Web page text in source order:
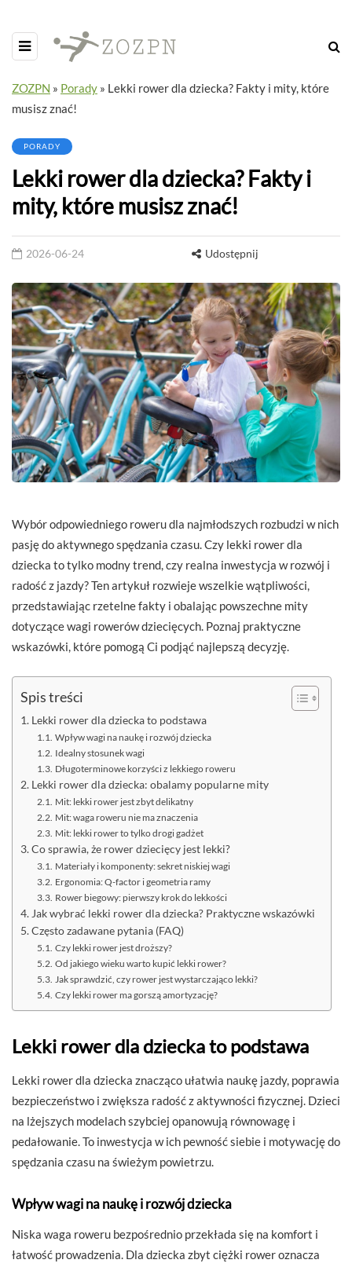
ZOZPN » Porady » Lekki rower dla dziecka? Fakty i mity, które
musisz znać!
PORADY
Lekki rower dla dziecka? Fakty i
mity, które musisz znać!
2026-06-24 Udostępnij
Wybór odpowiedniego roweru dla najmłodszych rozbudzi w nich
pasję do aktywnego spędzania czasu. Czy lekki rower dla
dziecka to tylko modny trend, czy realna inwestycja w rozwój i
radość z jazdy? Ten artykuł rozwieje wszelkie wątpliwości,
przedstawiając rzetelne fakty i obalając powszechne mity
dotyczące wagi rowerów dziecięcych. Poznaj praktyczne
wskazówki, które pomogą Ci podjąć najlepszą decyzję.
Spis treści
Lekki rower dla dziecka to podstawa
Wpływ wagi na naukę i rozwój dziecka
Idealny stosunek wagi
Długoterminowe korzyści z lekkiego roweru
Lekki rower dla dziecka: obalamy popularne mity
Mit: lekki rower jest zbyt delikatny
Mit: waga roweru nie ma znaczenia
Mit: lekki rower to tylko drogi gadżet
Co sprawia, że rower dziecięcy jest lekki?
Materiały i komponenty: sekret niskiej wagi
Ergonomia: Q-factor i geometria ramy
Rower biegowy: pierwszy krok do lekkości
Jak wybrać lekki rower dla dziecka? Praktyczne wskazówki
Często zadawane pytania (FAQ)
Czy lekki rower jest droższy?
Od jakiego wieku warto kupić lekki rower?
Jak sprawdzić, czy rower jest wystarczająco lekki?
Czy lekki rower ma gorszą amortyzację?
Lekki rower dla dziecka to podstawa
Lekki rower dla dziecka znacząco ułatwia naukę jazdy, poprawia
bezpieczeństwo i zwiększa radość z aktywności fizycznej. Dzieci
na lżejszych modelach szybciej opanowują równowagę i
pedałowanie. To inwestycja w ich pewność siebie i motywację do
spędzania czasu na świeżym powietrzu.
Wpływ wagi na naukę i rozwój dziecka
Niska waga roweru bezpośrednio przekłada się na komfort i
łatwość prowadzenia. Dla dziecka zbyt ciężki rower oznacza